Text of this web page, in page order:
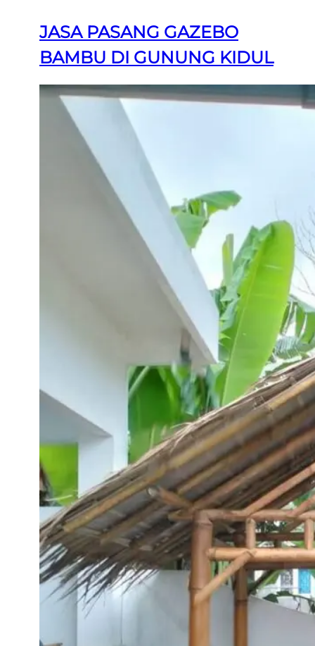
JASA PASANG GAZEBO
BAMBU DI GUNUNG KIDUL